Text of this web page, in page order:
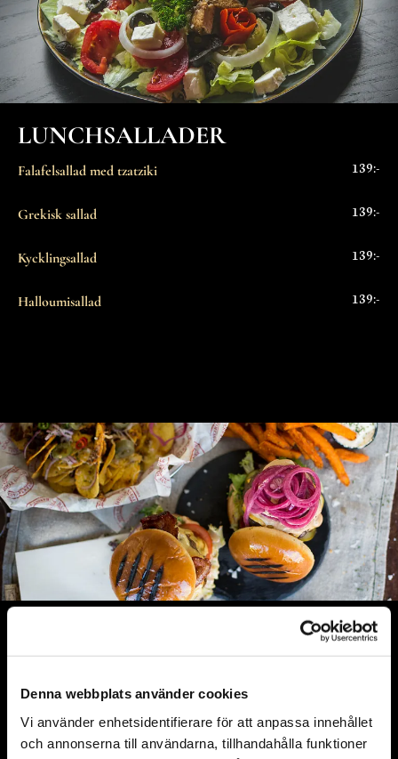
Denna webbplats använder cookies
Vi använder enhetsidentifierare för att anpassa innehållet
och annonserna till användarna, tillhandahålla funktioner
LUNCHSALLADER
Falafelsallad med tzatziki 139:-
Grekisk sallad 139:-
Kycklingsallad 139:-
Halloumisallad 139:-
vitlökssås